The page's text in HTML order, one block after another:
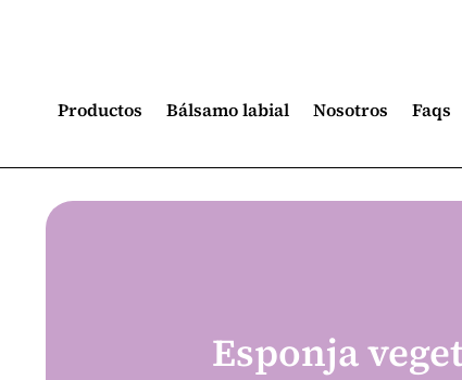
Productos Bálsamo labial Nosotros Faqs
Esponja